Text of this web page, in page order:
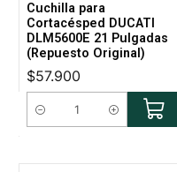
Cuchilla para
Cortacésped DUCATI
DLM5600E 21 Pulgadas
(Repuesto Original)
$57.900
Cantidad